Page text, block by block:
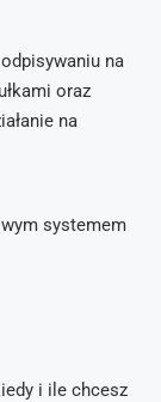
na
oraz
na
systemem
i ile chcesz